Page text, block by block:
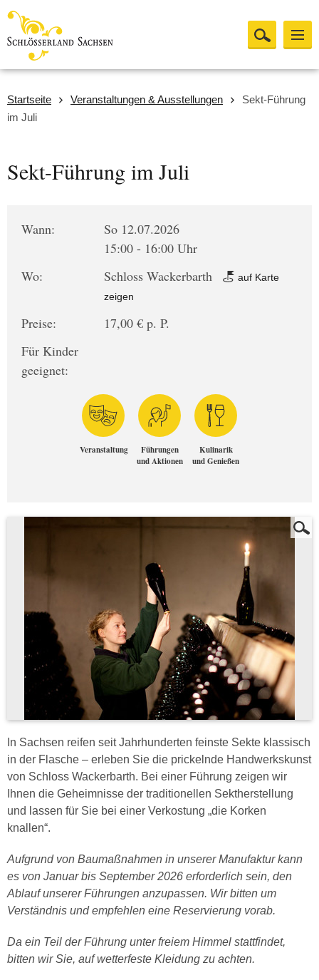
Startseite Veranstaltungen & Ausstellungen
Sekt-Führung
im Juli
Sekt-Führung im Juli
Wann:
So 12.07.2026
15:00 - 16:00 Uhr
Wo:
Schloss Wackerbarth
auf Karte
zeigen
Preise:
17,00 € p. P.
Für Kinder
geeignet:
Veranstaltung
Führungen
und Aktionen
Kulinarik
und Genießen
In Sachsen reifen seit Jahrhunderten feinste Sekte klassisch
in der Flasche – erleben Sie die prickelnde Handwerkskunst
von Schloss Wackerbarth. Bei einer Führung zeigen wir
Ihnen die Geheimnisse der traditionellen Sektherstellung
und lassen für Sie bei einer Verkostung „die Korken
knallen“.
Aufgrund von Baumaßnahmen in unserer Manufaktur kann
es von Januar bis September 2026 erforderlich sein, den
Ablauf unserer Führungen anzupassen. Wir bitten um
Verständnis und empfehlen eine Reservierung vorab.
Da ein Teil der Führung unter freiem Himmel stattfindet,
bitten wir Sie, auf wetterfeste Kleidung zu achten.